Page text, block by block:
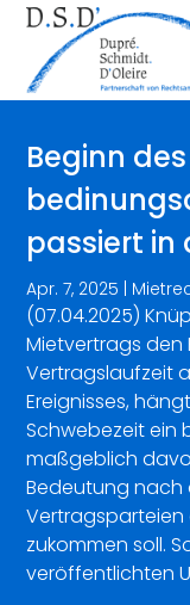
Beginn
passiert in
Apr. 7, 2025 |
(07.04.2025)
Mietvertrags den
Vertragslaufzeit
Ereignisses,
Schwebezeit ein
maßgeblich
Bedeutung nach
zukommen soll.
veröffentlichten